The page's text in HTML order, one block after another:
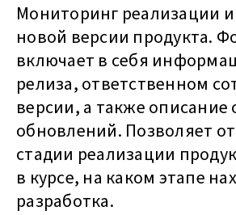
Мониторинг реализации
новой версии продукта.
включает в себя
релиза, ответственном
версии, а также описание
обновлений. Позволяет
стадии реализации
в курсе, на каком этапе
разработка.